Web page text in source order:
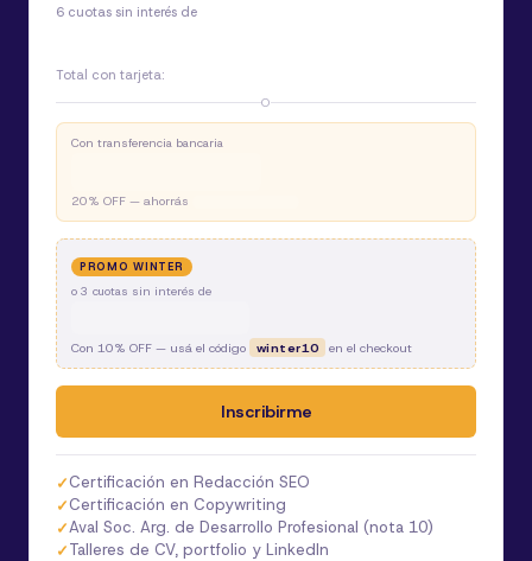
6 cuotas sin interés de
Total con tarjeta:
O
Con transferencia bancaria
20% OFF — ahorrás
PROMO WINTER
o 3 cuotas sin interés de
Con 10% OFF — usá el código winter10 en el checkout
Inscribirme
Certificación en Redacción SEO
Certificación en Copywriting
Aval Soc. Arg. de Desarrollo Profesional (nota 10)
Talleres de CV, portfolio y LinkedIn